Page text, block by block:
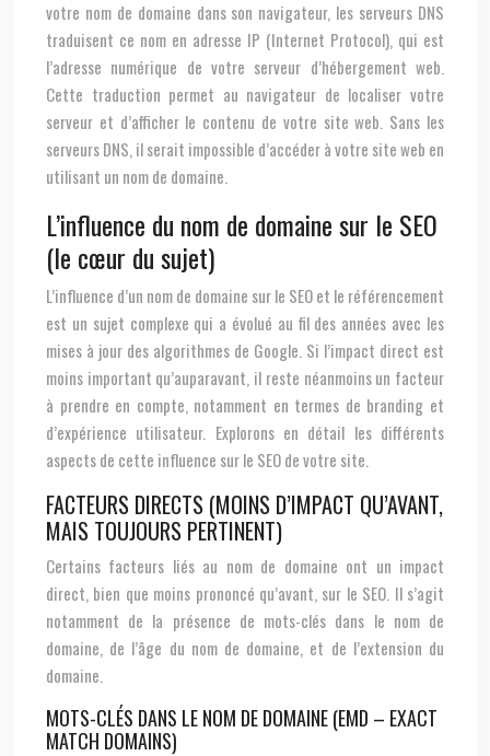
votre nom de domaine dans son navigateur, les serveurs DNS
traduisent ce nom en adresse IP (Internet Protocol), qui est
l’adresse numérique de votre serveur d’hébergement web.
Cette traduction permet au navigateur de localiser votre
serveur et d’afficher le contenu de votre site web. Sans les
serveurs DNS, il serait impossible d’accéder à votre site web en
utilisant un nom de domaine.
L’influence du nom de domaine sur le SEO
(le cœur du sujet)
L’influence d’un nom de domaine sur le SEO et le référencement
est un sujet complexe qui a évolué au fil des années avec les
mises à jour des algorithmes de Google. Si l’impact direct est
moins important qu’auparavant, il reste néanmoins un facteur
à prendre en compte, notamment en termes de branding et
d’expérience utilisateur. Explorons en détail les différents
aspects de cette influence sur le SEO de votre site.
FACTEURS DIRECTS (MOINS D’IMPACT QU’AVANT,
MAIS TOUJOURS PERTINENT)
Certains facteurs liés au nom de domaine ont un impact
direct, bien que moins prononcé qu’avant, sur le SEO. Il s’agit
notamment de la présence de mots-clés dans le nom de
domaine, de l’âge du nom de domaine, et de l’extension du
domaine.
MOTS-CLÉS DANS LE NOM DE DOMAINE (EMD – EXACT
MATCH DOMAINS)